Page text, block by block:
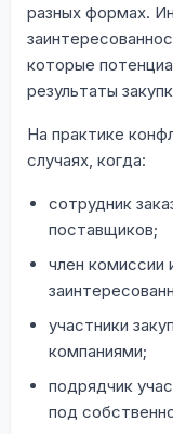
разных формах.
которые
результаты
На практике
случаях, когда:
сотрудник
поставщиков;
член комиссии
участники
компаниями;
подрядчик
под